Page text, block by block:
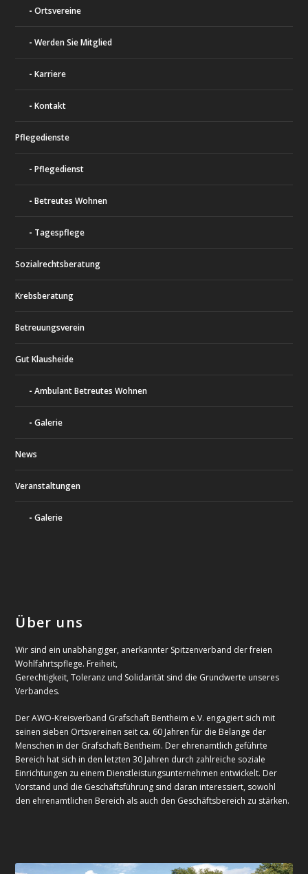
Ortsvereine
Werden Sie Mitglied
Karriere
Kontakt
Pflegedienste
Pflegedienst
Betreutes Wohnen
Tagespflege
Sozialrechtsberatung
Krebsberatung
Betreuungsverein
Gut Klausheide
Ambulant Betreutes Wohnen
Galerie
News
Veranstaltungen
Galerie
Über uns
Wir sind ein unabhängiger, anerkannter Spitzenverband der freien
Wohlfahrtspflege. Freiheit,
Gerechtigkeit, Toleranz und Solidarität sind die Grundwerte unseres
Verbandes.
Der AWO-Kreisverband Grafschaft Bentheim e.V. engagiert sich mit
seinen sieben Ortsvereinen seit ca. 60 Jahren für die Belange der
Menschen in der Grafschaft Bentheim. Der ehrenamtlich geführte
Bereich hat sich in den letzten 30 Jahren durch zahlreiche soziale
Einrichtungen zu einem Dienstleistungsunternehmen entwickelt. Der
Vorstand und die Geschäftsführung sind daran interessiert, sowohl
den ehrenamtlichen Bereich als auch den Geschäftsbereich zu stärken.